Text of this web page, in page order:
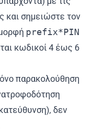
και σημειώστε τον
prefix*PIN
κωδικοί 4 έως 6
παρακολούθηση
δεν